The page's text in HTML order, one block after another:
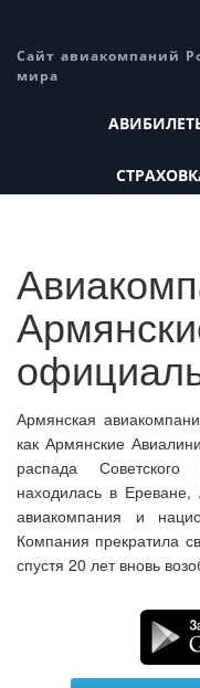
Сайт авиакомпаний
мира
Армянская
как Армянские
распада
находилась в
авиакомпания и
Компания прекратила
спустя 20 лет вновь